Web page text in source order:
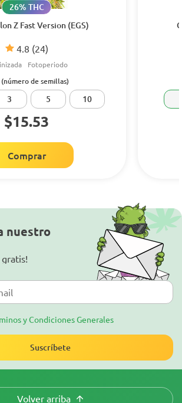
Z Fast Version (EGS)
4.8 (24)
26% THC
Fotoperiodo
(número de semillas)
3 5 10
$15.53
Comprar
nuestro
y Condiciones Generales
Suscríbete
Volver arriba